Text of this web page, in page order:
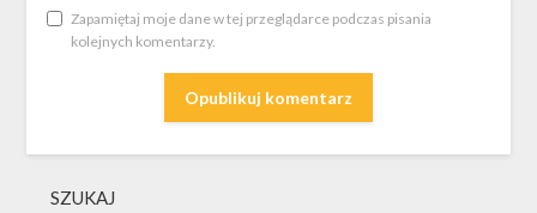
Zapamiętaj moje dane w tej przeglądarce podczas pisania
kolejnych komentarzy.
SZUKAJ